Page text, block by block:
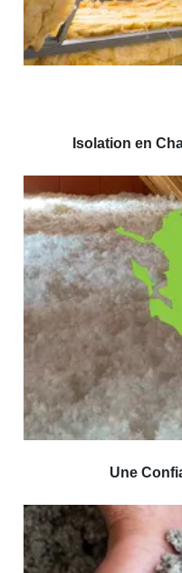
Isolation en
Une